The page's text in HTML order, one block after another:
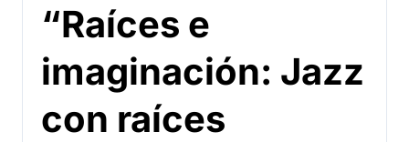
“Raíces e
imaginación: Jazz
con raíces